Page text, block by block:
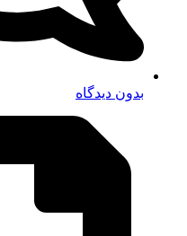
بدون دیدگاه